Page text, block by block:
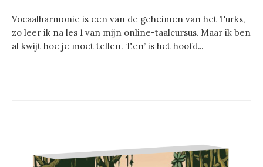
Vocaalharmonie is een van de geheimen van het Turks,
zo leer ik na les 1 van mijn online-taalcursus. Maar ik ben
al kwijt hoe je moet tellen. ‘Een’ is het hoofd...